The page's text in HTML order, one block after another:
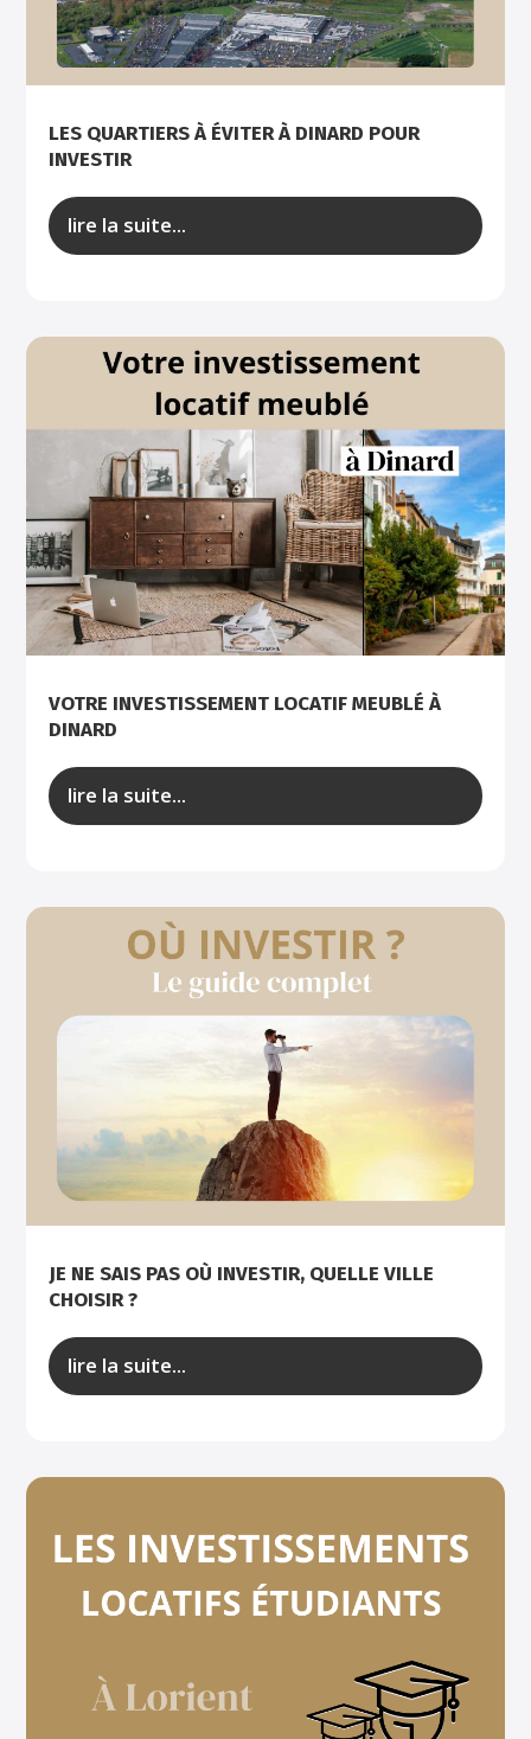
LES QUARTIERS À ÉVITER À DINARD POUR
INVESTIR
lire la suite...
VOTRE INVESTISSEMENT LOCATIF MEUBLÉ À
DINARD
lire la suite...
JE NE SAIS PAS OÙ INVESTIR, QUELLE VILLE
CHOISIR ?
lire la suite...